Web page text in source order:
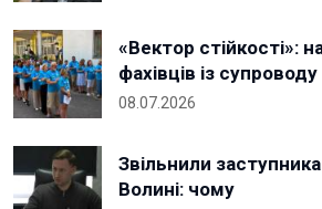
«Вектор стійкості»:
фахівців із
08.07.2026
Звільнили
Волині: чому